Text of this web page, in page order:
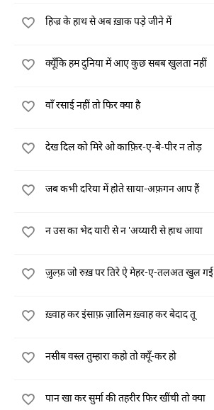
हिज्र के हाथ से अब ख़ाक पड़े जीने में
क्यूँकि हम दुनिया में आए कुछ सबब खुलता नहीं
वाँ रसाई नहीं तो फिर क्या है
देख दिल को मिरे ओ काफ़िर-ए-बे-पीर न तोड़
जब कभी दरिया में होते साया-अफ़गन आप हैं
न उस का भेद यारी से न 'अय्यारी से हाथ आया
ज़ुल्फ़ जो रुख़ पर तिरे ऐ मेहर-ए-तलअत खुल गई
ख़्वाह कर इंसाफ़ ज़ालिम ख़्वाह कर बेदाद तू
नसीब वस्ल तुम्हारा कहो तो क्यूँ-कर हो
पान खा कर सुर्मा की तहरीर फिर खींची तो क्या